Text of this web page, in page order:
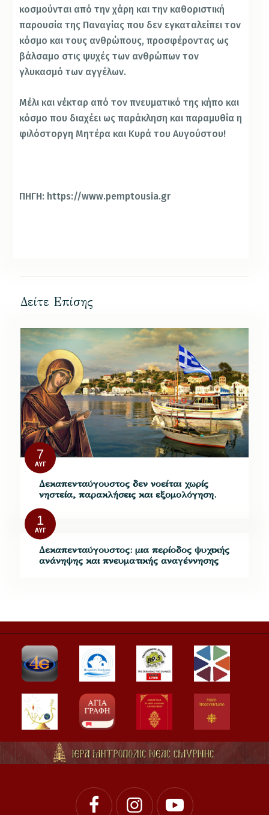
κοσμούνται από την χάρη και την καθοριστική
παρουσία της Παναγίας που δεν εγκαταλείπει τον
κόσμο και τους ανθρώπους, προσφέροντας ως
βάλσαμο στις ψυχές των ανθρώπων τον
γλυκασμό των αγγέλων.
Μέλι και νέκταρ από τον πνευματικό της κήπο και
κόσμο που διαχέει ως παράκληση και παραμυθία η
φιλόστοργη Μητέρα και Κυρά του Αυγούστου!
ΠΗΓΗ: https://www.pemptousia.gr
Δείτε Επίσης
7
ΑΥΓ
Δεκαπενταύγουστος δεν νοείται χωρίς
νηστεία, παρακλήσεις και εξομολόγηση.
1
ΑΥΓ
Δεκαπενταύγουστος: μια περίοδος ψυχικής
ανάνηψης και πνευματικής αναγέννησης